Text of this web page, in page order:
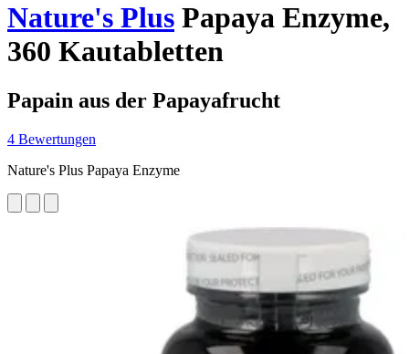
Nature's Plus Papaya Enzyme,
360 Kautabletten
Papain aus der Papayafrucht
4 Bewertungen
Nature's Plus Papaya Enzyme